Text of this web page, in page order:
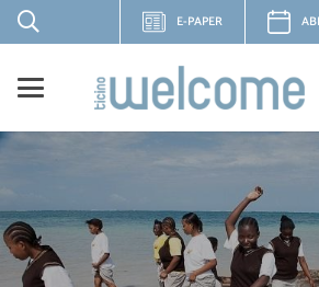
E-PAPER